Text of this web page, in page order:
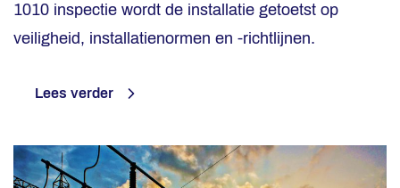
1010 inspectie wordt de installatie getoetst op
veiligheid, installatienormen en -richtlijnen.
Lees verder